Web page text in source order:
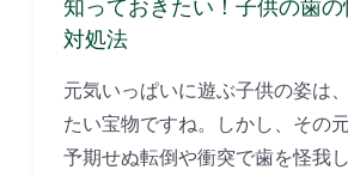
知っておきたい！子供の歯
対処法
元気いっぱいに遊ぶ子供の姿は
たい宝物ですね。しかし、その
予期せぬ転倒や衝突で歯を怪我